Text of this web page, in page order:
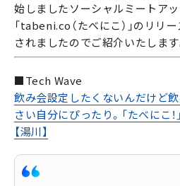
始しましたソーシャルミートア
「tabeni.co（たべにこ）」のリリ
されましたのでご紹介いたします
■Tech Wave
飲み会設定したくないんだけど
さい自分にぴったり。「たべにこ
【湯川】